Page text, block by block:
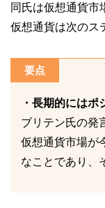
同氏は仮想通貨市
仮想通貨は次のス
要点
・長期的にはポ
ブリテン氏の発
仮想通貨市場が
なことであり、